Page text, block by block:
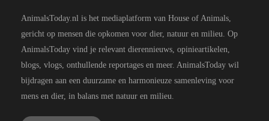
AnimalsToday.nl is het mediaplatform van House of Animals,
gericht op mensen die opkomen voor dier, natuur en milieu. Op
AnimalsToday vind je relevant dierennieuws, opinieartikelen,
blogs, vlogs, onthullende reportages en meer. AnimalsToday wil
bijdragen aan een duurzame en harmonieuze samenleving voor
mens en dier, in balans met natuur en milieu.